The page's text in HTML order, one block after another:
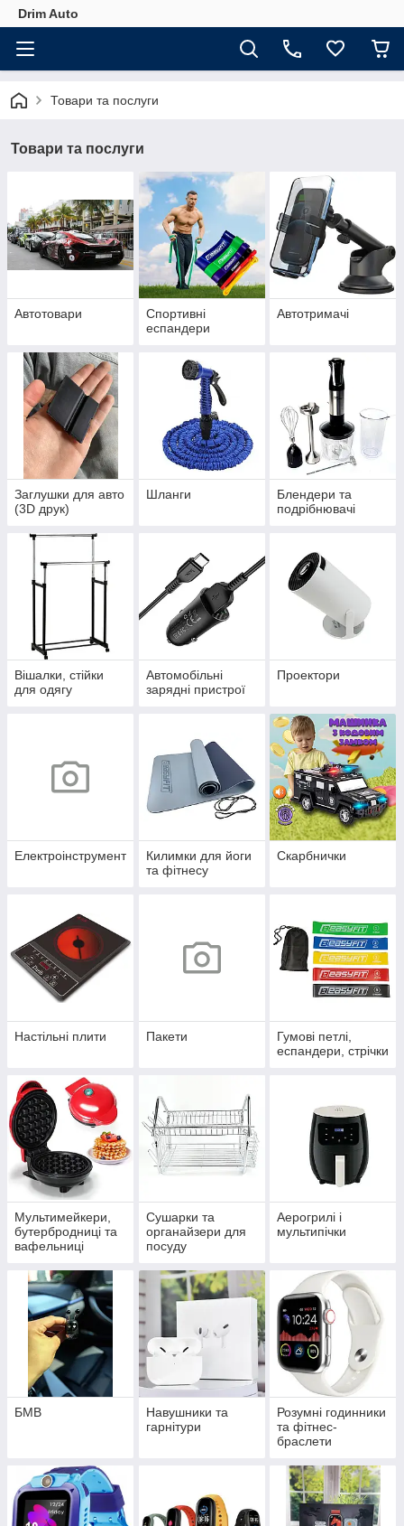
Drim Auto
Товари та послуги
Товари та послуги
Автотовари
Спортивні
еспандери
Автотримачі
Заглушки для авто
(3D друк)
Шланги
Блендери та
подрібнювачі
Вішалки, стійки
для одягу
Автомобільні
зарядні пристрої
Проектори
Електроінструмент
Килимки для йоги
та фітнесу
Скарбнички
Настільні плити Пакети
Гумові петлі,
еспандери, стрічки
Мультимейкери,
бутербродниці та
вафельниці
Сушарки та
органайзери для
посуду
Аерогрилі і
мультипічки
БМВ
Навушники та
гарнітури
Розумні годинники
та фітнес-
браслети